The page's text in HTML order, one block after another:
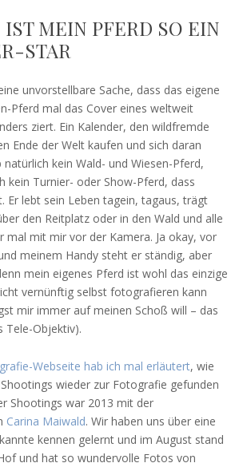
MEIN PFERD SO EIN
STAR
unvorstellbare Sache, dass das eigene
Pferd mal das Cover eines weltweit
ziert. Ein Kalender, den wildfremde
Ende der Welt kaufen und sich daran
natürlich kein Wald- und Wiesen-Pferd,
kein Turnier- oder Show-Pferd, dass
Er lebt sein Leben tagein, tagaus, trägt
den Reitplatz oder in den Wald und alle
mal mit mir vor der Kamera. Ja okay, vor
meinem Handy steht er ständig, aber
mein eigenes Pferd ist wohl das einzige
vernünftig selbst fotografieren kann
mir immer auf meinen Schoß will – das
Tele-Objektiv).
Webseite hab ich mal erläutert, wie
wieder zur Fotografie gefunden
Shootings war 2013 mit der
Carina Maiwald. Wir haben uns über eine
kennen gelernt und im August stand
und hat so wundervolle Fotos von